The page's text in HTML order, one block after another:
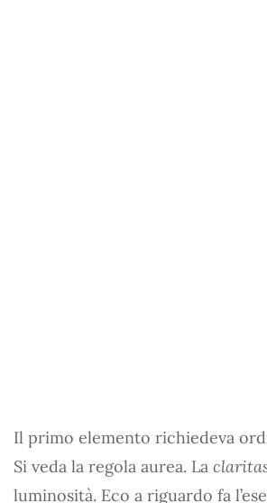
Il primo elemento richiedeva
Si veda la regola aurea. La
luminosità. Eco a riguardo fa